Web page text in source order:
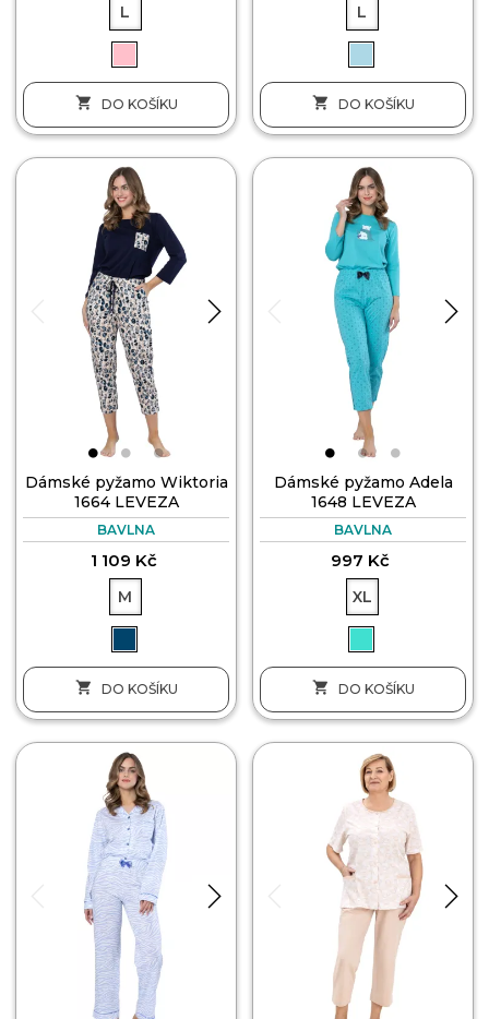
L
 DO KOŠÍKU
L
 DO KOŠÍKU
Dámské pyžamo Wiktoria
1664 LEVEZA
BAVLNA
1 109 Kč
M
 DO KOŠÍKU
Dámské pyžamo Adela
1648 LEVEZA
BAVLNA
997 Kč
XL
 DO KOŠÍKU